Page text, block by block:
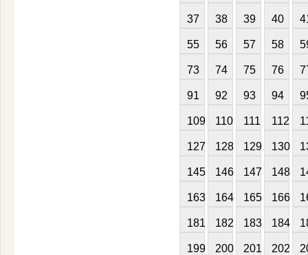
37 38 39 40
55 56 57 58
73 74 75 76
91 92 93 94
109 110 111 112
127 128 129 130
145 146 147 148
163 164 165 166
181 182 183 184
199 200 201 202